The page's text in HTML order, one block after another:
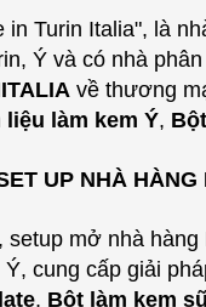
in Turin Italia", là
Ý và có nhà
về thương
liệu làm kem Ý,
UP NHÀ
setup mở nhà
cung cấp giải
, Bột làm kem